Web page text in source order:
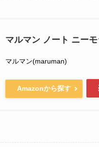
マルマン ノート ニー
マルマン(maruman)
Amazonから探す